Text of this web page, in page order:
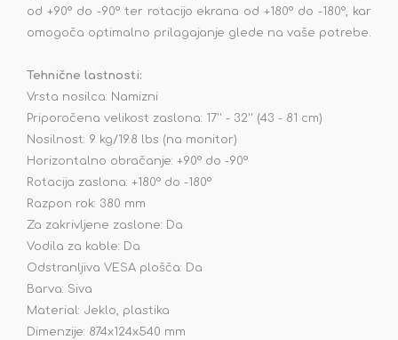
od +90° do -90° ter rotacijo ekrana od +180° do -180°, kar
omogoča optimalno prilagajanje glede na vaše potrebe.
Tehnične lastnosti:
Vrsta nosilca: Namizni
Priporočena velikost zaslona: 17'' - 32'' (43 - 81 cm)
Nosilnost: 9 kg/19.8 lbs (na monitor)
Horizontalno obračanje: +90° do -90°
Rotacija zaslona: +180° do -180°
Razpon rok: 380 mm
Za zakrivljene zaslone: Da
Vodila za kable: Da
Odstranljiva VESA plošča: Da
Barva: Siva
Material: Jeklo, plastika
Dimenzije: 874x124x540 mm